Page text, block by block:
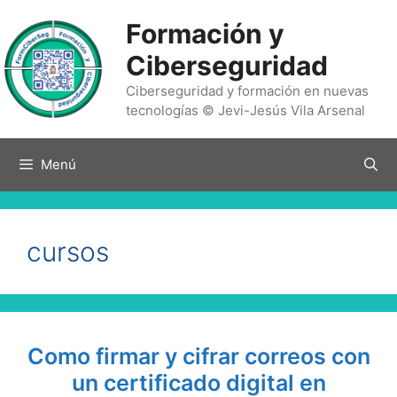
contenido
Formación y
Ciberseguridad
Ciberseguridad y formación en nuevas
tecnologías © Jevi-Jesús Vila Arsenal
Menú
cursos
Como firmar y cifrar correos con
un certificado digital en